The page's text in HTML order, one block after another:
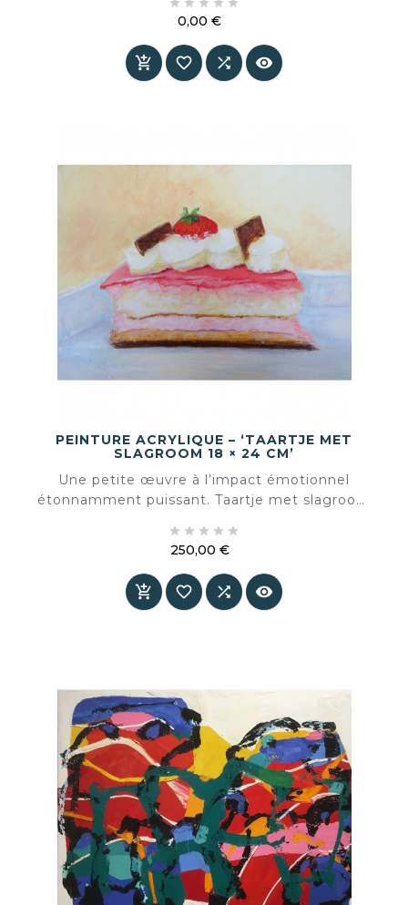
Karel Appel. Puissante dans la couleur, légère
dans l’énergie et raffinée dans sa simplicité.
0,00 €
   
PEINTURE ACRYLIQUE – ‘TAARTJE MET
SLAGROOM 18 × 24 CM’
Une petite œuvre à l’impact émotionnel
étonnamment puissant. Taartje met slagroom
transforme en couleur, lumière et texture.
    
250,00 €
   